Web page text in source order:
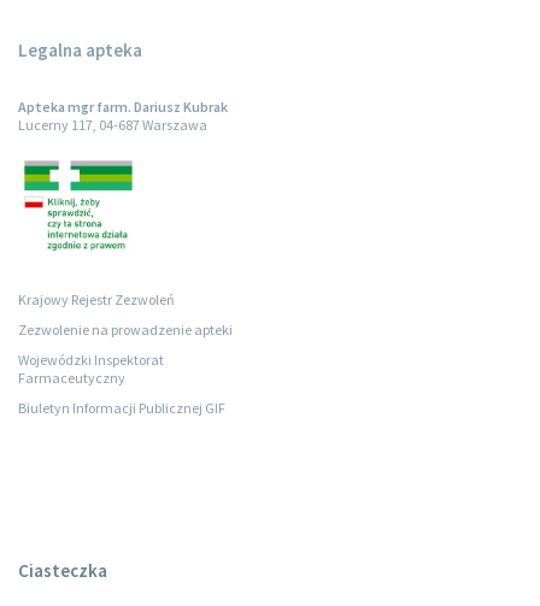
Legalna apteka
Apteka mgr farm. Dariusz Kubrak
Lucerny 117, 04-687 Warszawa
Krajowy Rejestr Zezwoleń
Zezwolenie na prowadzenie apteki
Wojewódzki Inspektorat
Farmaceutyczny
Biuletyn Informacji Publicznej GIF
Ciasteczka